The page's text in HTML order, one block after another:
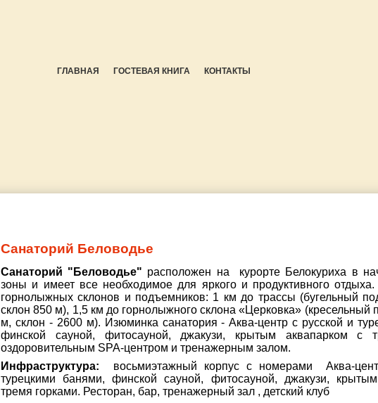
ГЛАВНАЯ ГОСТЕВАЯ КНИГА КОНТАКТЫ
Санаторий Беловодье
Санаторий "Беловодье" расположен на курорте Белокуриха в
зоны и имеет все необходимое для яркого и продуктивного
горнолыжных склонов и подъемников: 1 км до трассы (бугельный
склон 850 м), 1,5 км до горнолыжного склона «Церковка» (кресельный
м, склон - 2600 м). Изюминка санатория - Аква-центр с русской и
финской сауной, фитосауной, джакузи, крытым аквапарком с
оздоровительным SPA-центром и тренажерным залом.
Инфраструктура:
восьмиэтажный корпус с номерами Аква-
турецкими банями, финской сауной, фитосауной, джакузи,
тремя горками. Ресторан, бар, тренажерный зал , детский клуб